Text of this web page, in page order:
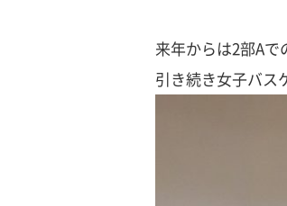
来年からは2部A
引き続き女子バス